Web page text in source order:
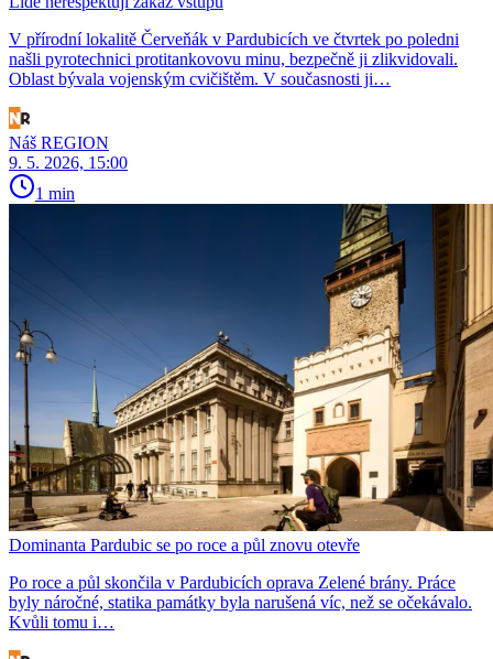
V přírodní lokalitě Červeňák v Pardubicích ve čtvrtek po poledni
našli pyrotechnici protitankovovu minu, bezpečně ji zlikvidovali.
Oblast bývala vojenským cvičištěm. V současnosti ji…
Náš REGION
9. 5. 2026, 15:00
1 min
Dominanta Pardubic se po roce a půl znovu otevře
Po roce a půl skončila v Pardubicích oprava Zelené brány. Práce
byly náročné, statika památky byla narušená víc, než se očekávalo.
Kvůli tomu i…